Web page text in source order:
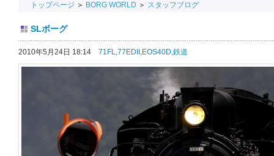
トップページ ＞ BORG WORLD ＞ スタッフブログ
SLボーグ
2010年5月24日 18:14 71FL,77EDII,EOS40D,鉄道